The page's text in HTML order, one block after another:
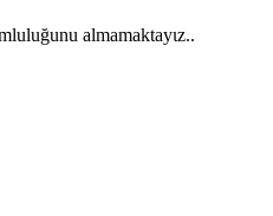
almamaktayιz..